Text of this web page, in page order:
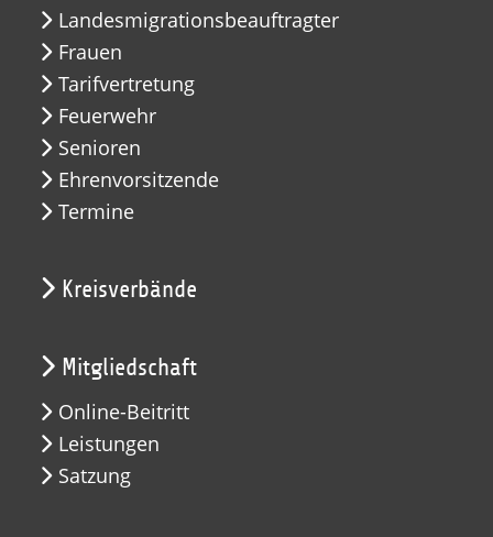
Landesmigrationsbeauftragter
Frauen
Tarifvertretung
Feuerwehr
Senioren
Ehrenvorsitzende
Termine
Kreisverbände
Mitgliedschaft
Online-Beitritt
Leistungen
Satzung